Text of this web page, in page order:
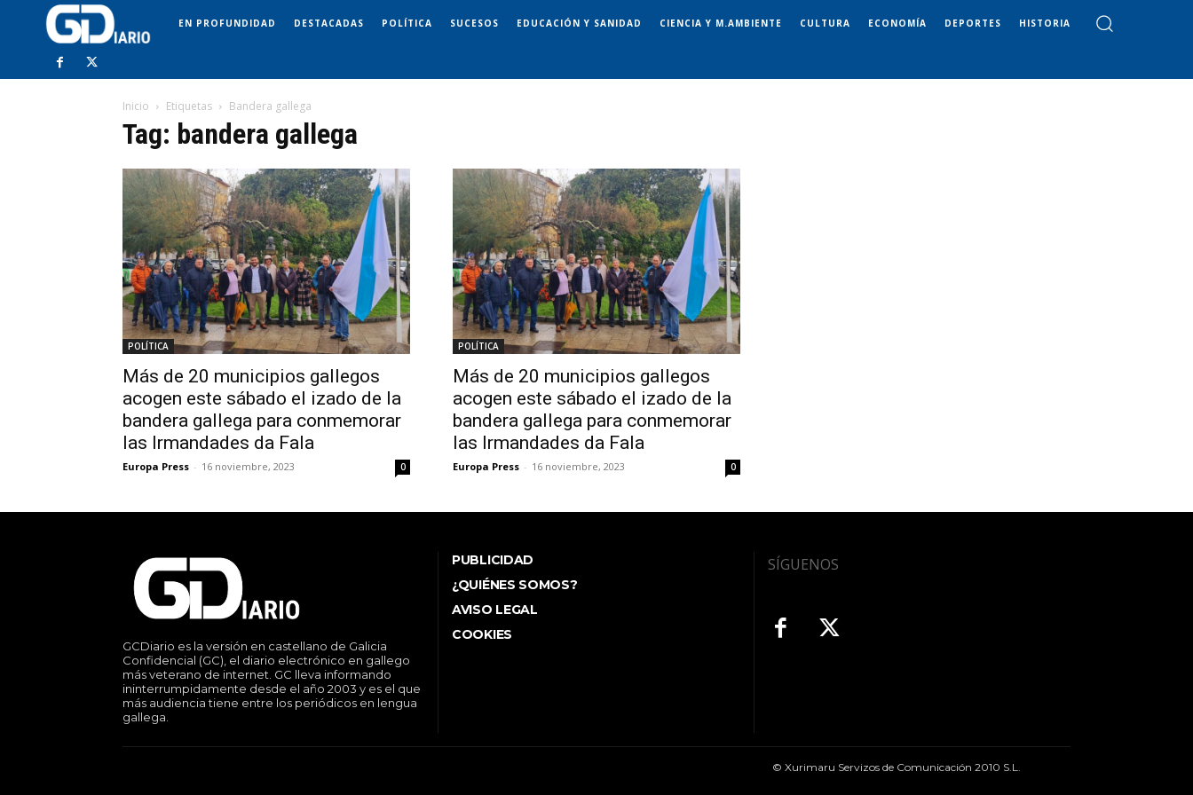
EN PROFUNDIDAD DESTACADAS POLÍTICA SUCESOS EDUCACIÓN Y SANIDAD CIENCIA Y M.AMBIENTE CULTURA ECONOMÍA DEPORTES HISTORIA
Inicio Etiquetas Bandera gallega
Tag: bandera gallega
POLÍTICA
Más de 20 municipios gallegos
acogen este sábado el izado de la
bandera gallega para conmemorar
las Irmandades da Fala
Europa Press - 16 noviembre, 2023 0
POLÍTICA
Más de 20 municipios gallegos
acogen este sábado el izado de la
bandera gallega para conmemorar
las Irmandades da Fala
Europa Press - 16 noviembre, 2023 0
GCDiario es la versión en castellano de Galicia
Confidencial (GC), el diario electrónico en gallego
más veterano de internet. GC lleva informando
ininterrumpidamente desde el año 2003 y es el que
más audiencia tiene entre los periódicos en lengua
gallega.
PUBLICIDAD
¿QUIÉNES SOMOS?
AVISO LEGAL
COOKIES
SÍGUENOS
© Xurimaru Servizos de Comunicación 2010 S.L.